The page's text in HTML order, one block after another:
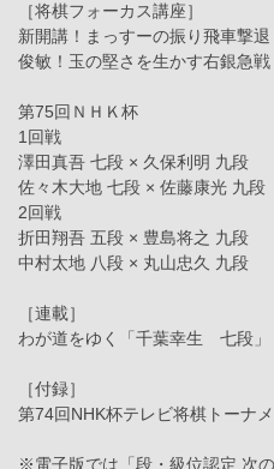
［将棋フォーカス講座］
新開講！まっすーの振り飛車撃
俊敏！玉の堅さを生かす右銀急戦
第75回ＮＨＫ杯
1回戦
澤田真吾 七段 × 久保利明 九段
佐々木大地 七段 × 佐藤康光 九段
2回戦
折田翔吾 五段 × 豊島将之 九段
中村太地 八段 × 丸山忠久 九段
［連載］
わが道をゆく「千葉幸生 七段
［付録］
第74回NHK杯テレビ将棋トーナ
※電子版では「段・級位認定 次